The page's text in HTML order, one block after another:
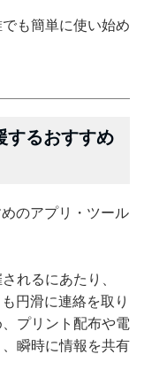
も簡単に使い始め
するおすすめ
のアプリ・ツール
れるにあたり、
円滑に連絡を取り
プリント配布や電
瞬時に情報を共有